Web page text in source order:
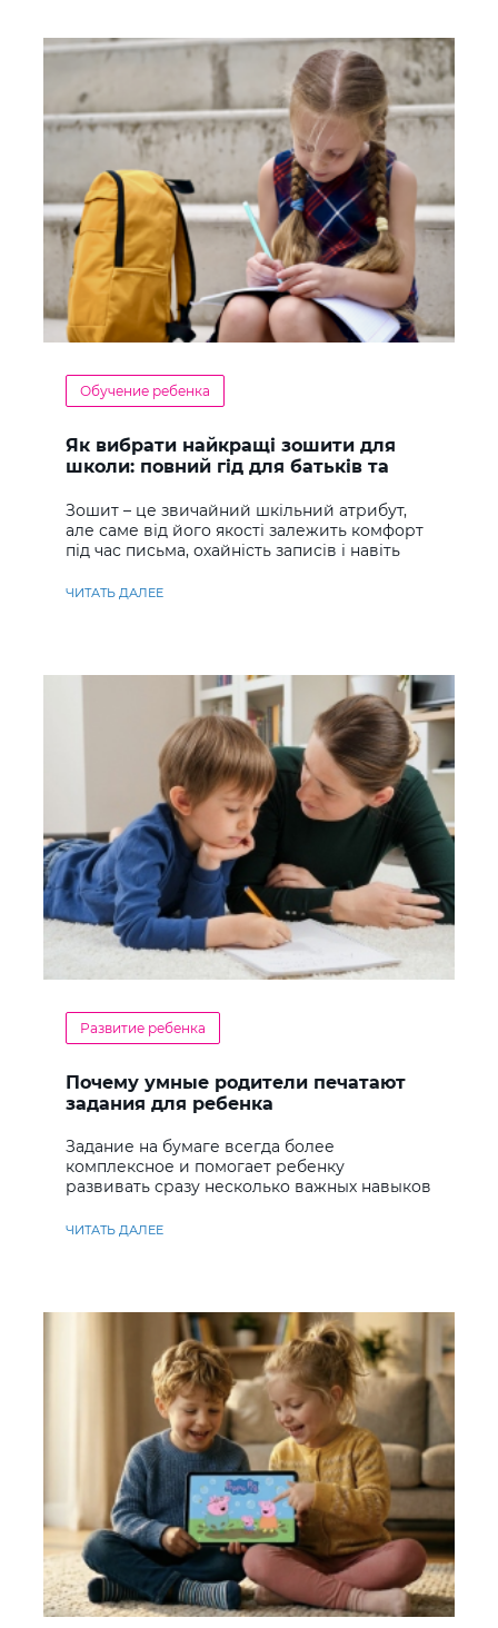
Обучение ребенка
Як вибрати найкращі зошити для
школи: повний гід для батьків та
Зошит – це звичайний шкільний атрибут,
але саме від його якості залежить комфорт
під час письма, охайність записів і навіть
ЧИТАТЬ ДАЛЕЕ
Развитие ребенка
Почему умные родители печатают
задания для ребенка
Задание на бумаге всегда более
комплексное и помогает ребенку
развивать сразу несколько важных навыков
ЧИТАТЬ ДАЛЕЕ